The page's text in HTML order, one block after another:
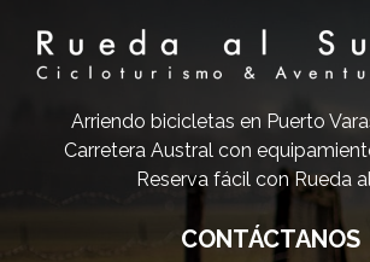
Arriendo bicicletas en Puerto
Carretera Austral con
Reserva fácil con Rueda
CONTÁCTANOS